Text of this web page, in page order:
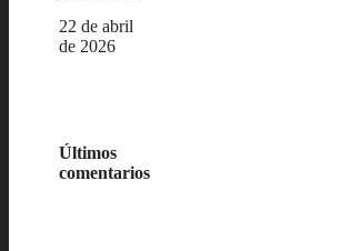
Fecha
22 de abril
de 2026
Últimos
comentarios